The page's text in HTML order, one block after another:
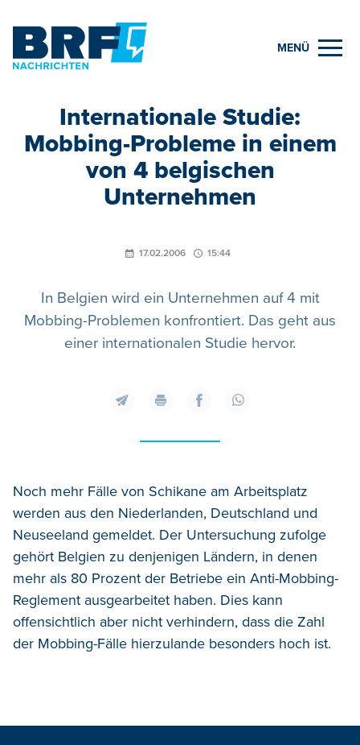
MENÜ
Internationale Studie:
Mobbing-Probleme in einem
von 4 belgischen
Unternehmen
17.02.2006 15:44
In Belgien wird ein Unternehmen auf 4 mit
Mobbing-Problemen konfrontiert. Das geht aus
einer internationalen Studie hervor.
Noch mehr Fälle von Schikane am Arbeitsplatz
werden aus den Niederlanden, Deutschland und
Neuseeland gemeldet. Der Untersuchung zufolge
gehört Belgien zu denjenigen Ländern, in denen
mehr als 80 Prozent der Betriebe ein Anti-Mobbing-
Reglement ausgearbeitet haben. Dies kann
offensichtlich aber nicht verhindern, dass die Zahl
der Mobbing-Fälle hierzulande besonders hoch ist.